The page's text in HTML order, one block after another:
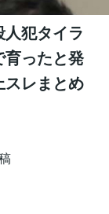
人犯タイラ
ったと発
レまとめ